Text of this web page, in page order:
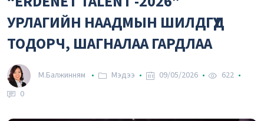
Вон
УРЛАГИЙН НААДМЫН ШИЛДГҮҮД
ТОДОРЧ, ШАГНАЛАА ГАРДЛАА
М.Балжинням Мэдээ 09/05/2026
622
0